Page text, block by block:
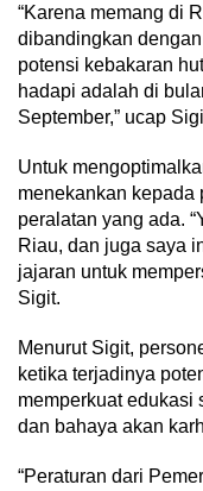
“Karena memang di
dibandingkan
potensi kebakaran
hadapi adalah di
September,” ucap
Untuk
menekankan kepada
peralatan yang ada.
Riau, dan juga saya
jajaran untuk
Sigit.
Menurut Sigit,
ketika terjadinya
memperkuat edukasi
dan bahaya akan
“Peraturan dari